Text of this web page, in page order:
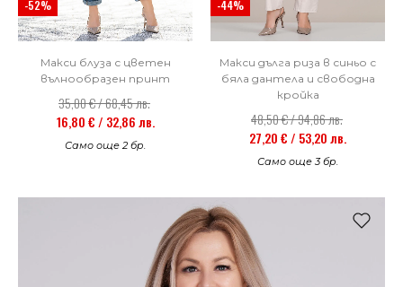
-52%
Макси блуза с цветен
вълнообразен принт
35,00 € / 68,45 лв.
16,80 € / 32,86 лв.
Само още 2 бр.
-44%
Макси дълга риза в синьо с
бяла дантела и свободна
кройка
48,50 € / 94,86 лв.
27,20 € / 53,20 лв.
Само още 3 бр.